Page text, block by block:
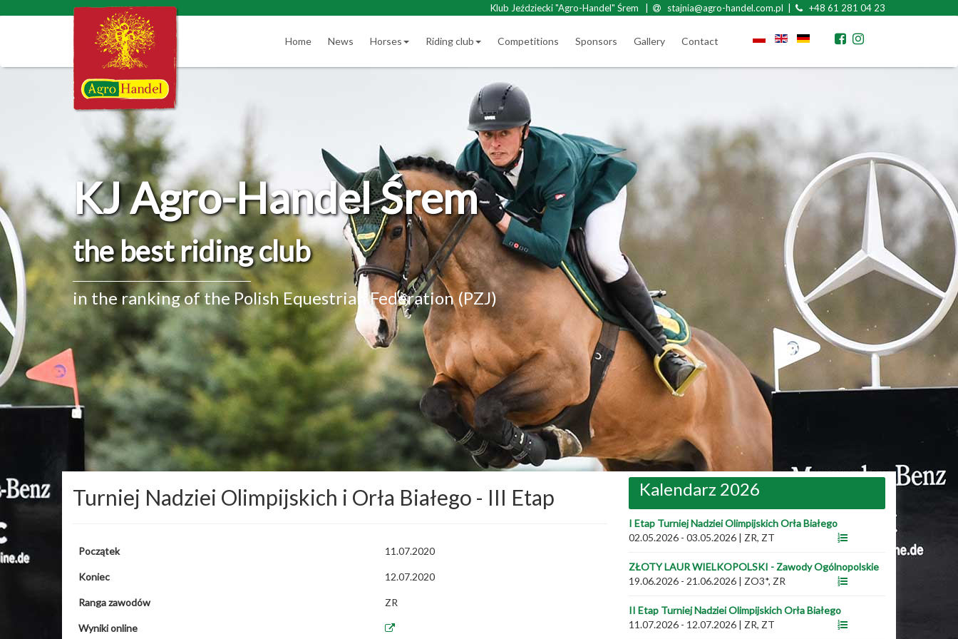
Klub Jeździecki "Agro-Handel" Śrem stajnia@agro-handel.com.pl | +48 61 281 04 23
Home News Horses Riding club Competitions Sponsors Gallery Contact
KJ Agro-Handel Śrem
the best riding club
in the ranking of the Polish Equestrian Federation (PZJ)
Turniej Nadziei Olimpijskich i Orła Białego - III Etap
Początek 11.07.2020
Koniec 12.07.2020
Ranga zawodów ZR
Wyniki online
Kalendarz 2026
I Etap Turniej Nadziei Olimpijskich Orła Białego
02.05.2026 - 03.05.2026 | ZR, ZT
ZŁOTY LAUR WIELKOPOLSKI - Zawody Ogólnopolskie
19.06.2026 - 21.06.2026 | ZO3*, ZR
II Etap Turniej Nadziei Olimpijskich Orła Białego
11.07.2026 - 12.07.2026 | ZR, ZT